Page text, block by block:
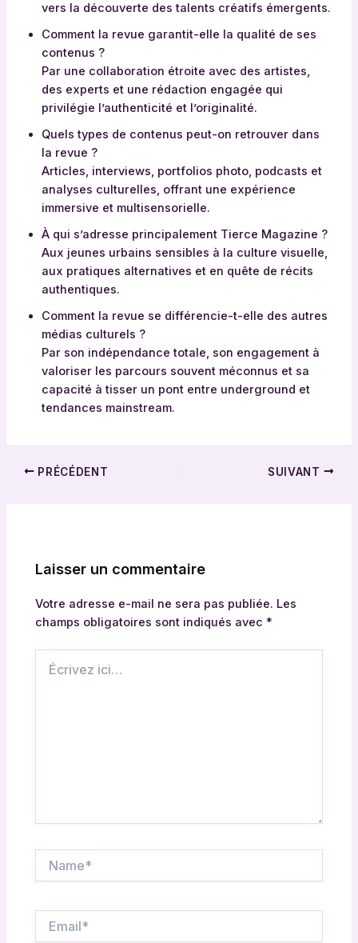
vers la découverte des talents créatifs émergents.
Comment la revue garantit-elle la qualité de ses
contenus ?
Par une collaboration étroite avec des artistes,
des experts et une rédaction engagée qui
privilégie l’authenticité et l’originalité.
Quels types de contenus peut-on retrouver dans
la revue ?
Articles, interviews, portfolios photo, podcasts et
analyses culturelles, offrant une expérience
immersive et multisensorielle.
À qui s’adresse principalement Tierce Magazine ?
Aux jeunes urbains sensibles à la culture visuelle,
aux pratiques alternatives et en quête de récits
authentiques.
Comment la revue se différencie-t-elle des autres
médias culturels ?
Par son indépendance totale, son engagement à
valoriser les parcours souvent méconnus et sa
capacité à tisser un pont entre underground et
tendances mainstream.
PRÉCÉDENT SUIVANT
Laisser un commentaire
Votre adresse e-mail ne sera pas publiée. Les
champs obligatoires sont indiqués avec*
ici…